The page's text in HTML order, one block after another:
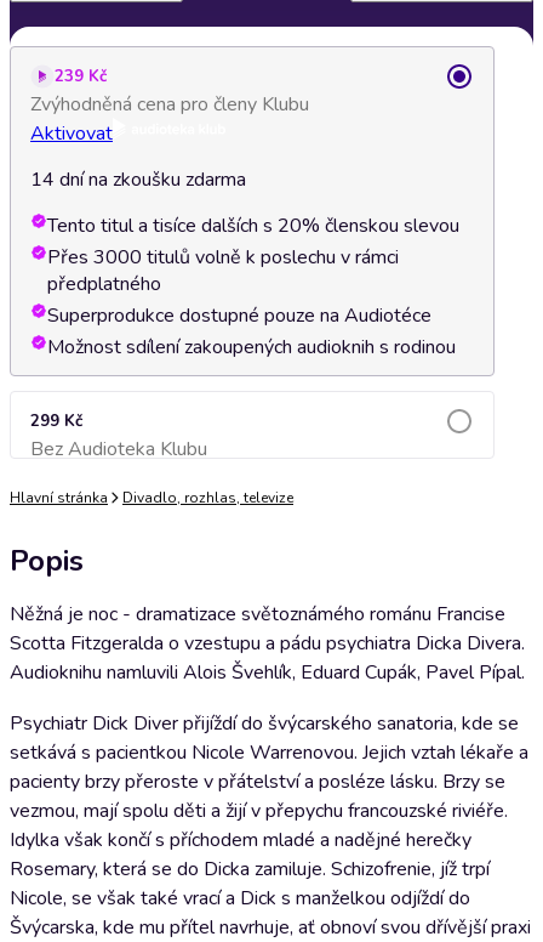
239 Kč
Zvýhodněná cena pro členy Klubu
Aktivovat
14 dní na zkoušku zdarma
Tento titul a tisíce dalších s 20% členskou slevou
Přes 3000 titulů volně k poslechu v rámci
předplatného
Superprodukce dostupné pouze na Audiotéce
Možnost sdílení zakoupených audioknih s rodinou
299 Kč
Bez Audioteka KlubuPřidat do košíku
Hlavní stránka Divadlo, rozhlas, televize
Popis
Něžná je noc - dramatizace světoznámého románu Francise
Scotta Fitzgeralda o vzestupu a pádu psychiatra Dicka Divera.
Audioknihu namluvili Alois Švehlík, Eduard Cupák, Pavel Pípal.
Psychiatr Dick Diver přijíždí do švýcarského sanatoria, kde se
setkává s pacientkou Nicole Warrenovou. Jejich vztah lékaře a
pacienty brzy přeroste v přátelství a posléze lásku. Brzy se
vezmou, mají spolu děti a žijí v přepychu francouzské riviéře.
Idylka však končí s příchodem mladé a nadějné herečky
Rosemary, která se do Dicka zamiluje. Schizofrenie, jíž trpí
Nicole, se však také vrací a Dick s manželkou odjíždí do
Švýcarska, kde mu přítel navrhuje, ať obnoví svou dřívější praxi